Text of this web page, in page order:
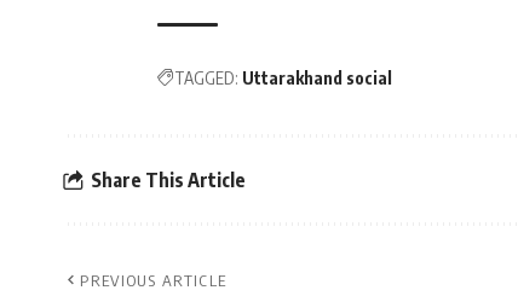
TAGGED: Uttarakhand social
Share This Article
PREVIOUS ARTICLE